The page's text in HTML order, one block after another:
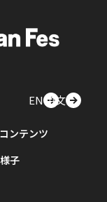
EN中文
ンテンツ
子